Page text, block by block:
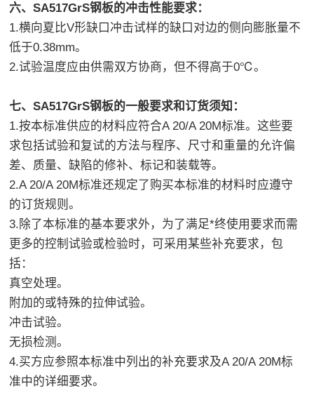
六、SA517GrS钢板的冲击性能要求：
1.横向夏比V形缺口冲击试样的缺口对边的侧向膨胀量不
低于0.38mm。
2.试验温度应由供需双方协商，但不得高于0℃。
七、SA517GrS钢板的一般要求和订货须知：
1.按本标准供应的材料应符合A 20/A 20M标准。这些要
求包括试验和复试的方法与程序、尺寸和重量的允许偏
差、质量、缺陷的修补、标记和装载等。
2.A 20/A 20M标准还规定了购买本标准的材料时应遵守
的订货规则。
3.除了本标准的基本要求外，为了满足*终使用要求而需
更多的控制试验或检验时，可采用某些补充要求，包
括：
真空处理。
附加的或特殊的拉伸试验。
冲击试验。
无损检测。
4.买方应参照本标准中列出的补充要求及A 20/A 20M标
准中的详细要求。